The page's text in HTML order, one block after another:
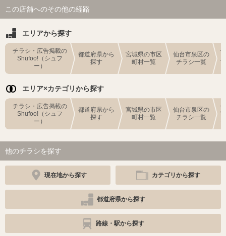
この店舗へのその他の経路
エリアから探す
チラシ・広告掲載の
Shufoo!（シュフ
ー）
都道府県から
探す
宮城県の市区
町村一覧
仙台市泉区の
チラシ一覧
エリア×カテゴリから探す
チラシ・広告掲載の
Shufoo!（シュフ
ー）
都道府県から
探す
宮城県の市区
町村一覧
仙台市泉区の
チラシ一覧
他のチラシを探す
現在地から探す カテゴリから探す
都道府県から探す
路線・駅から探す